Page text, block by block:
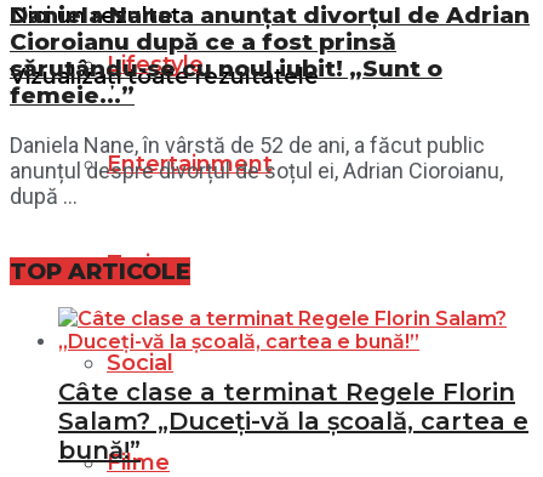
Nici un rezultat
Vizualizați toate rezultatele
Lifestyle
Entertainment
Turism
Social
Filme
Daniela Nane a anunțat divorțul de Adrian
Cioroianu după ce a fost prinsă
sărutându-se cu noul iubit! „Sunt o
femeie…”
Daniela Nane, în vârstă de 52 de ani, a făcut public
anunțul despre divorțul de soțul ei, Adrian Cioroianu,
după ...
TOP ARTICOLE
Câte clase a terminat Regele Florin
Salam? „Duceți-vă la școală, cartea e
bună!”